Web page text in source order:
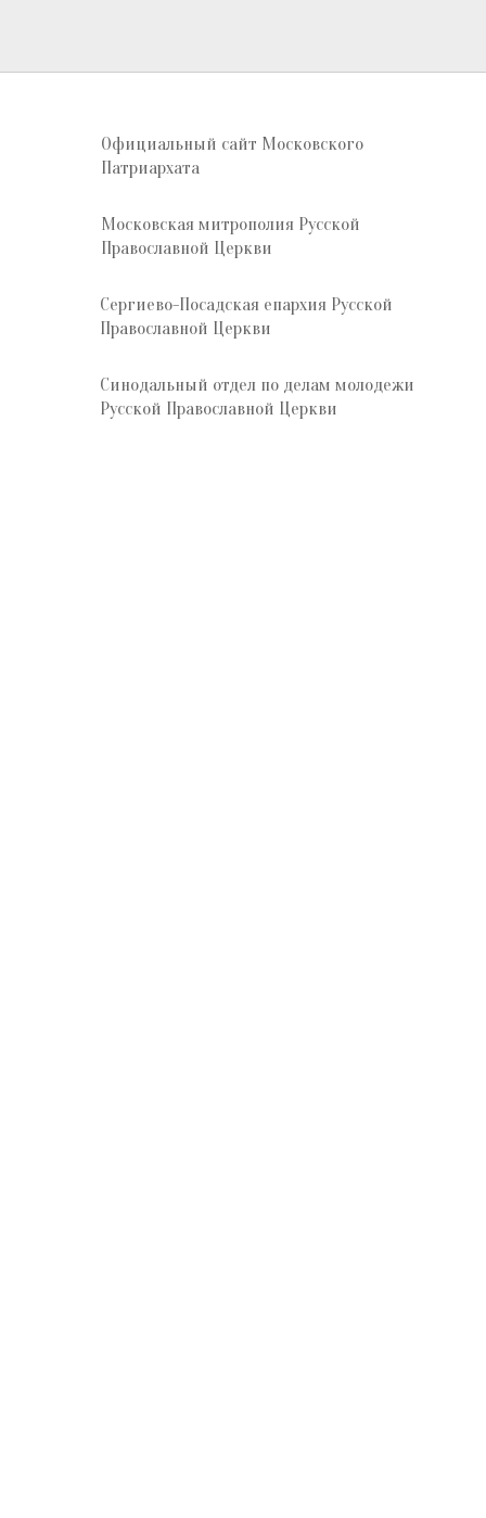
Официальный сайт Московского
Патриархата
Московская митрополия Русской
Православной Церкви
Сергиево-Посадская епархия Русской
Православной Церкви
Синодальный отдел по делам молодежи
Русской Православной Церкви